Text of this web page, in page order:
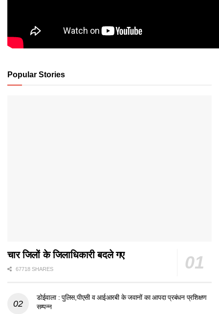
Popular Stories
चार जिलों के जिलाधिकारी बदले गए
67718 SHARES
डोईवाला : पुलिस,पीएसी व आईआरबी के जवानों का आपदा प्रबंधन प्रशिक्षण
सम्पन्न